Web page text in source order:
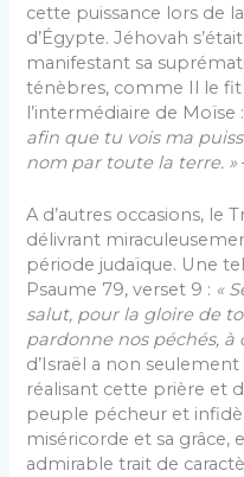
cette puissance lors de
d’Égypte. Jéhovah
manifestant sa
ténèbres, comme Il le fit
l’intermédiaire de Moïse :
afin que tu vois ma
nom par toute la terre. »
A d’autres occasions, le
délivrant
période judaïque. Une
Psaume 79, verset 9 : «
salut, pour la gloire de
pardonne nos péchés, à
d’Israël a non
réalisant cette prière et
peuple pécheur et
miséricorde et sa grâce,
admirable trait de